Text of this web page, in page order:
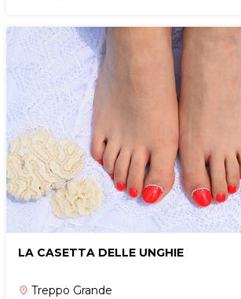
LA CASETTA DELLE UNGHIE
place Treppo Grande